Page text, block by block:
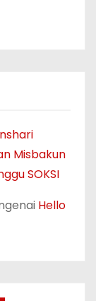
Misbakun
SOKSI
Hello